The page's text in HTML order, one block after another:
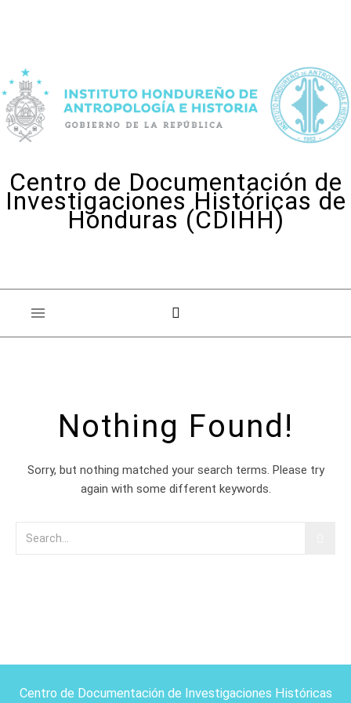
Centro de Documentación de
Investigaciones Históricas de
Honduras (CDIHH)
Nothing Found!
Sorry, but nothing matched your search terms. Please try
again with some different keywords.
Centro de Documentación de Investigaciones Históricas